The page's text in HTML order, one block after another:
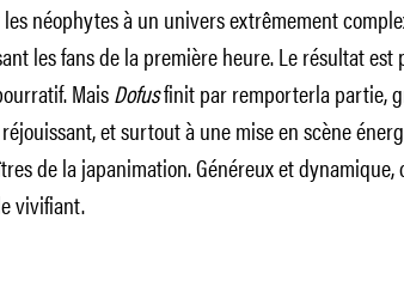
néophytes à un univers extrêmement
les fans de la première heure. Le résultat est
MaisDofusfinit par remporterla partie,
et surtout à une mise en scène
de la japanimation. Généreux et dynamique,
vivifiant.